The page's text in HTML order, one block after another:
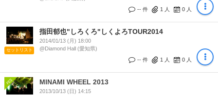
-- 件
1 人 0 人
セットリスト
指田郁也"しろくろ"しくよろTOUR2014
2014/01/13 (月) 18:00
@Diamond Hall (愛知県)
-- 件
1 人 0 人
MINAMI WHEEL 2013
2013/10/13 (日) 14:15